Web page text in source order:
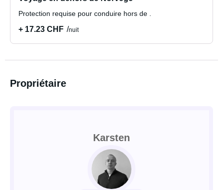
Protection requise pour conduire hors de .
+ 17.23 CHF nuit
Propriétaire
Karsten